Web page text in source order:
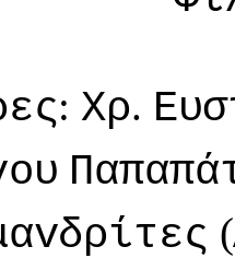
: Χρ.
(